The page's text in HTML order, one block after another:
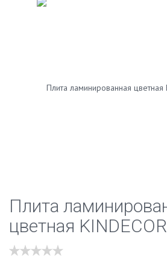
Плита
цветная